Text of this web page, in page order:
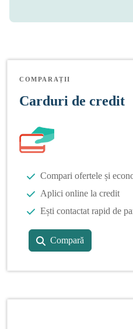
COMPARAȚII
Carduri de credit
Compari ofertele și
Aplici online la credit
Ești contactat rapid de
Compară